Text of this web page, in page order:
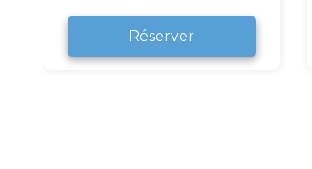
Réserver